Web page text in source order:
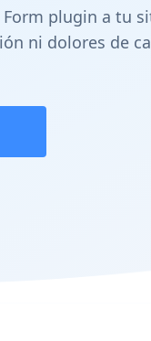
Form plugin a tu
ni dolores de